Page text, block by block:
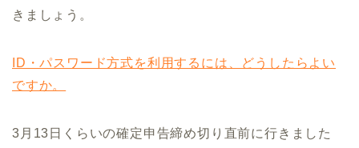
きましょう。
ID・パスワード方式を利用するには、どうしたらよい
ですか。
3月13日くらいの確定申告締め切り直前に行きました